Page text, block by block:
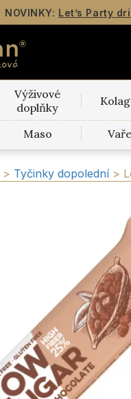
NOVINKY: Let’s Party
Výživové
doplňky
Maso
> Tyčinky dopolední >